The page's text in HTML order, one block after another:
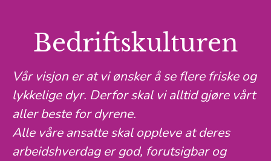
Bedriftskulturen
Vår visjon er at vi ønsker å se flere friske og
lykkelige dyr. Derfor skal vi alltid gjøre vårt
aller beste for dyrene.
Alle våre ansatte skal oppleve at deres
arbeidshverdag er god, forutsigbar og